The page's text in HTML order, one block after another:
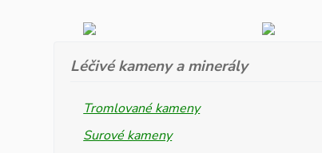
Léčivé kameny a minerály
Tromlované kameny
Surové kameny